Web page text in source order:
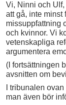
Vi, Ninni och
att gå, inte minst
missuppfattning
och kvinnor. Vi
vetenskapliga
argumentera
(I fortsättningen
avsnitten om
I tribunalen
man även bör